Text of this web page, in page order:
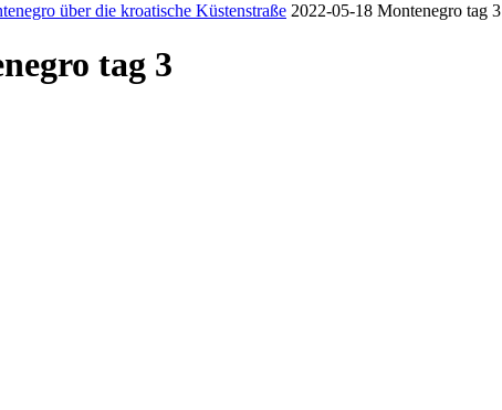
über die kroatische Küstenstraße 2022-05-18 Montenegro tag 3
tag 3